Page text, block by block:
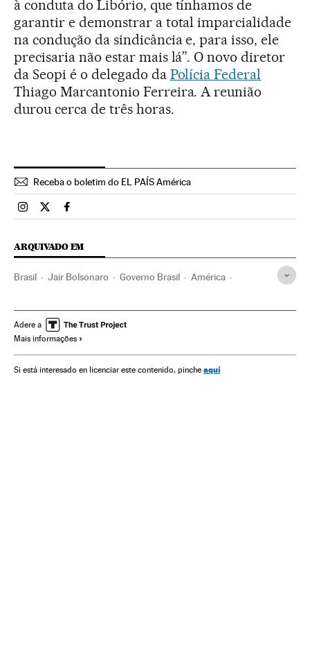
à conduta do Libório, que tínhamos de
garantir e demonstrar a total imparcialidade
na condução da sindicância e, para isso, ele
precisaria não estar mais lá”. O novo diretor
da Seopi é o delegado da Polícia Federal
Thiago Marcantonio Ferreira. A reunião
durou cerca de três horas.
Receba o boletim do EL PAÍS América
Brasil El País Brasil en Instagram
Brasil El País Brasil en Twitter
Brasil El País Brasil en Facebook
ARQUIVADO EM
Brasil Jair Bolsonaro Governo Brasil América
Ministério da Justiça e Segurança Pública
Polícia Federal
Ricardo Lewandowski Dilma Rousseff
Adere a
Mais informações
Si está interesado en licenciar este contenido, pinche aquí